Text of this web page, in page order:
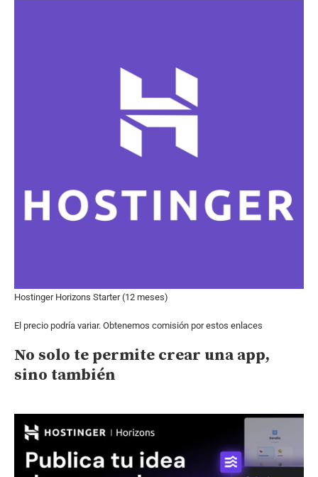
Hostinger Horizons Starter (12 meses)
El precio podría variar. Obtenemos comisión por estos enlaces
No solo te permite crear una app,
sino también